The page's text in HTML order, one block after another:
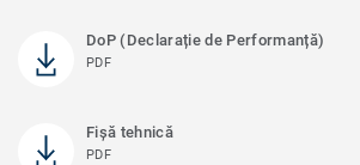
DoP (Declarație de Performanță)
PDF
Fișă tehnică
PDF